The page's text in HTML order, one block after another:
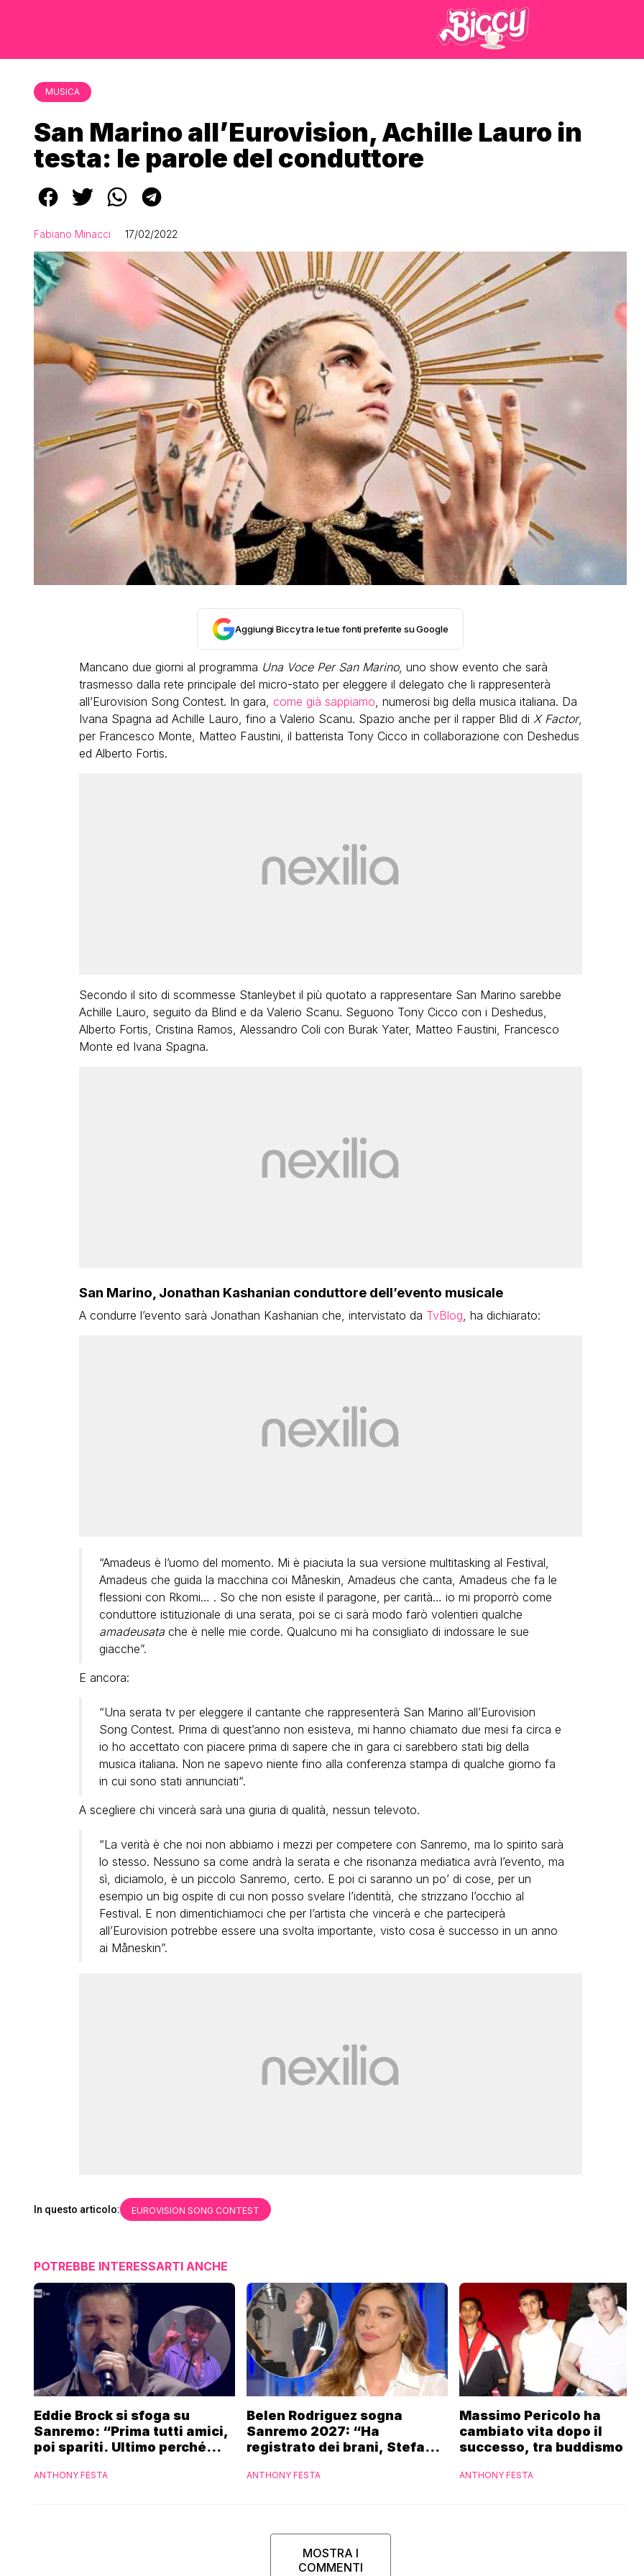
MUSICA
San Marino all’Eurovision, Achille Lauro in
testa: le parole del conduttore
Fabiano Minacci 17/02/2022
Aggiungi Biccy tra le tue fonti preferite su Google
Mancano due giorni al programma Una Voce Per San Marino, uno show evento che sarà
trasmesso dalla rete principale del micro-stato per eleggere il delegato che li rappresenterà
all’Eurovision Song Contest. In gara, come già sappiamo, numerosi big della musica italiana. Da
Ivana Spagna ad Achille Lauro, fino a Valerio Scanu. Spazio anche per il rapper Blid di X Factor,
per Francesco Monte, Matteo Faustini, il batterista Tony Cicco in collaborazione con Deshedus
ed Alberto Fortis.
Secondo il sito di scommesse Stanleybet il più quotato a rappresentare San Marino sarebbe
Achille Lauro, seguito da Blind e da Valerio Scanu. Seguono Tony Cicco con i Deshedus,
Alberto Fortis, Cristina Ramos, Alessandro Coli con Burak Yater, Matteo Faustini, Francesco
Monte ed Ivana Spagna.
San Marino, Jonathan Kashanian conduttore dell’evento musicale
A condurre l’evento sarà Jonathan Kashanian che, intervistato da TvBlog, ha dichiarato:
“Amadeus è l’uomo del momento. Mi è piaciuta la sua versione multitasking al Festival,
Amadeus che guida la macchina coi Måneskin, Amadeus che canta, Amadeus che fa le
flessioni con Rkomi… . So che non esiste il paragone, per carità… io mi proporrò come
conduttore istituzionale di una serata, poi se ci sarà modo farò volentieri qualche
amadeusatache è nelle mie corde. Qualcuno mi ha consigliato di indossare le sue
giacche”.
E ancora:
“Una serata tv per eleggere il cantante che rappresenterà San Marino all’Eurovision
Song Contest. Prima di quest’anno non esisteva, mi hanno chiamato due mesi fa circa e
io ho accettato con piacere prima di sapere che in gara ci sarebbero stati big della
musica italiana. Non ne sapevo niente fino alla conferenza stampa di qualche giorno fa
in cui sono stati annunciati“.
A scegliere chi vincerà sarà una giuria di qualità, nessun televoto.
“La verità è che noi non abbiamo i mezzi per competere con Sanremo, ma lo spirito sarà
lo stesso. Nessuno sa come andrà la serata e che risonanza mediatica avrà l’evento, ma
sì, diciamolo, è un piccolo Sanremo, certo. E poi ci saranno un po’ di cose, per un
esempio un big ospite di cui non posso svelare l’identità, che strizzano l’occhio al
Festival. E non dimentichiamoci che per l’artista che vincerà e che parteciperà
all’Eurovision potrebbe essere una svolta importante, visto cosa è successo in un anno
ai Måneskin”.
In questo articolo: EUROVISION SONG CONTEST
POTREBBE INTERESSARTI ANCHE
Eddie Brock si sfoga su
Sanremo: “Prima tutti amici,
poi spariti. Ultimo perché
marchette”
ANTHONY FESTA
Belen Rodriguez sogna
Sanremo 2027: “Ha
registrato dei brani, Stefano
ANTHONY FESTA
Massimo Pericolo ha
cambiato vita dopo il
successo, tra buddismo e
la felicità”
ANTHONY FESTA
MOSTRA I
COMMENTI